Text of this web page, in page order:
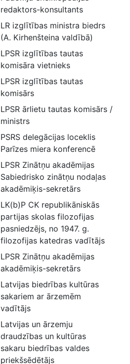
redaktors-konsultants
LR izglītības ministra biedrs
(A. Kirhenšteina valdībā)
LPSR izglītības tautas
komisāra vietnieks
LPSR izglītības tautas
komisārs
LPSR ārlietu tautas komisārs /
ministrs
PSRS delegācijas loceklis
Parīzes miera konferencē
LPSR Zinātņu akadēmijas
Sabiedrisko zinātņu nodaļas
akadēmiķis-sekretārs
LK(b)P CK republikāniskās
partijas skolas filozofijas
pasniedzējs, no 1947. g.
filozofijas katedras vadītājs
LPSR Zinātņu akadēmijas
akadēmiķis-sekretārs
Latvijas biedrības kultūras
sakariem ar ārzemēm
vadītājs
Latvijas un ārzemju
draudzības un kultūras
sakaru biedrības valdes
priekšsēdētājs